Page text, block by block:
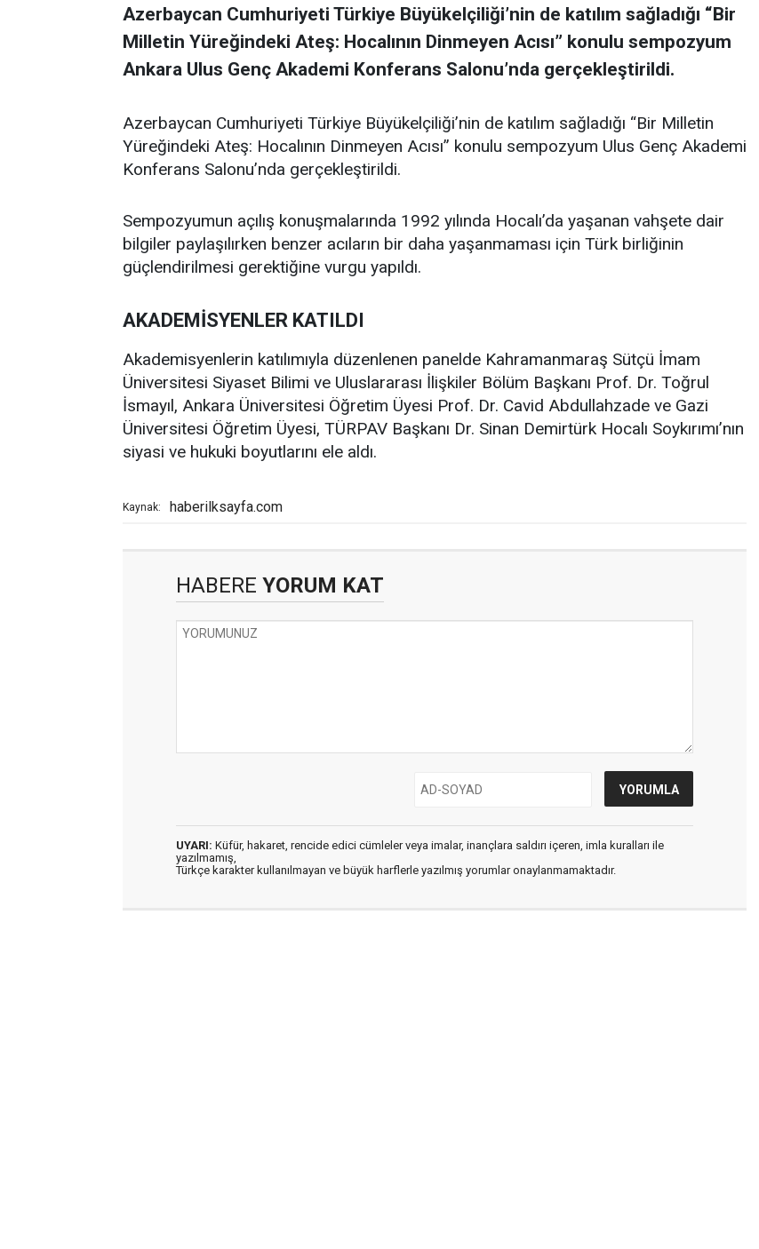
Azerbaycan Cumhuriyeti Türkiye Büyükelçiliği’nin de katılım sağladığı “Bir
Milletin Yüreğindeki Ateş: Hocalının Dinmeyen Acısı” konulu sempozyum
Ankara Ulus Genç Akademi Konferans Salonu’nda gerçekleştirildi.
Azerbaycan Cumhuriyeti Türkiye Büyükelçiliği’nin de katılım sağladığı “Bir Milletin
Yüreğindeki Ateş: Hocalının Dinmeyen Acısı” konulu sempozyum Ulus Genç Akademi
Konferans Salonu’nda gerçekleştirildi.
Sempozyumun açılış konuşmalarında 1992 yılında Hocalı’da yaşanan vahşete dair
bilgiler paylaşılırken benzer acıların bir daha yaşanmaması için Türk birliğinin
güçlendirilmesi gerektiğine vurgu yapıldı.
AKADEMİSYENLER KATILDI
Akademisyenlerin katılımıyla düzenlenen panelde Kahramanmaraş Sütçü İmam
Üniversitesi Siyaset Bilimi ve Uluslararası İlişkiler Bölüm Başkanı Prof. Dr. Toğrul
İsmayıl, Ankara Üniversitesi Öğretim Üyesi Prof. Dr. Cavid Abdullahzade ve Gazi
Üniversitesi Öğretim Üyesi, TÜRPAV Başkanı Dr. Sinan Demirtürk Hocalı Soykırımı’nın
siyasi ve hukuki boyutlarını ele aldı.
Kaynak: haberilksayfa.com
HABERE YORUM KAT
UYARI: Küfür, hakaret, rencide edici cümleler veya imalar, inançlara saldırı içeren, imla kuralları ile
yazılmamış,
Türkçe karakter kullanılmayan ve büyük harflerle yazılmış yorumlar onaylanmamaktadır.